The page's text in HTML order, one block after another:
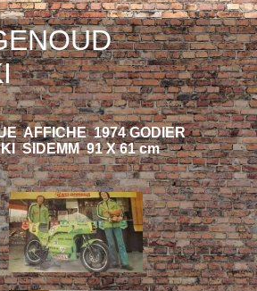
AFFICHE 1974 GODIER
SIDEMM 91 X 61 cm